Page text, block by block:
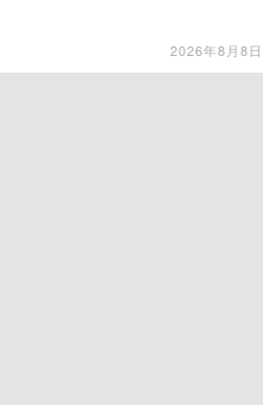
2026年8月8日